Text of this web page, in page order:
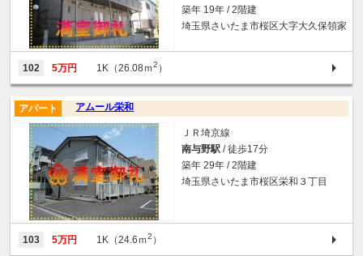
築年 19年 / 2階建
埼玉県さいたま市桜区大字大久保領家
102 5万円 1K（26.08ｍ2 ）
アムール栄和
アパート
ＪＲ埼京線
南与野駅 / 徒歩17分
築年 29年 / 2階建
埼玉県さいたま市桜区栄和３丁目
103 5万円 1K（24.6ｍ2 ）